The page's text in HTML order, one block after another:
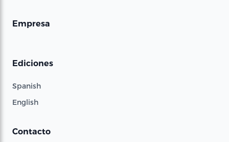
Empresa
Ediciones
Spanish
English
Contacto